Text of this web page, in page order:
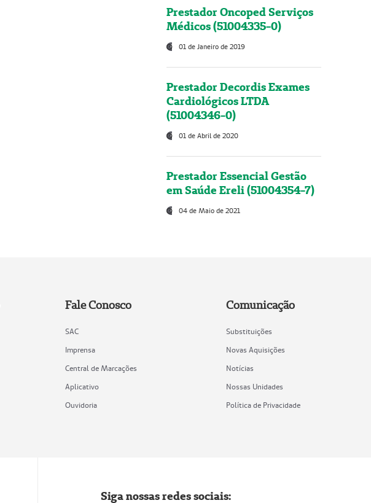
Prestador Oncoped Serviços
Médicos (51004335-0)
01 de Janeiro de 2019
Prestador Decordis Exames
Cardiológicos LTDA
(51004346-0)
01 de Abril de 2020
Prestador Essencial Gestão
em Saúde Ereli (51004354-7)
04 de Maio de 2021
Fale Conosco
SAC
Imprensa
Central de Marcações
Aplicativo
Ouvidoria
Comunicação
Substituições
Novas Aquisições
Notícias
Nossas Unidades
Política de Privacidade
Siga nossas redes sociais: